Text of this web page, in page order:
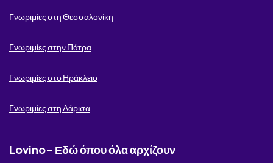
Eligible Greeks
Lov
Γνωριμίες στη Θεσσαλονίκη
Γνωριμίες στην Πάτρα
Γνωριμίες στο Ηράκλειο
Γνωριμίες στη Λάρισα
Lovino- Εδώ όπου όλα αρχίζουν